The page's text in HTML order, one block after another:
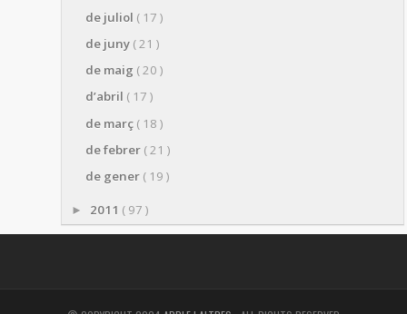
de juliol ( 17 )
de juny ( 21 )
de maig ( 20 )
d’abril ( 17 )
de març ( 18 )
de febrer ( 21 )
de gener ( 19 )
► 2011 ( 97 )